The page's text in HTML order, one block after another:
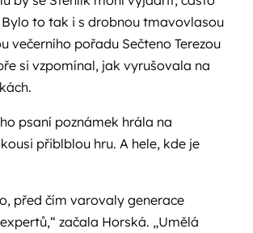
Bylo to tak i s drobnou tmavovlasou
večerního pořadu Sečteno Terezou
si vzpomínal, jak vyrušovala na
psaní poznámek hrála na
přiblblou hru. A hele, kde je
před čím varovaly generace
začala Horská. „Umělá